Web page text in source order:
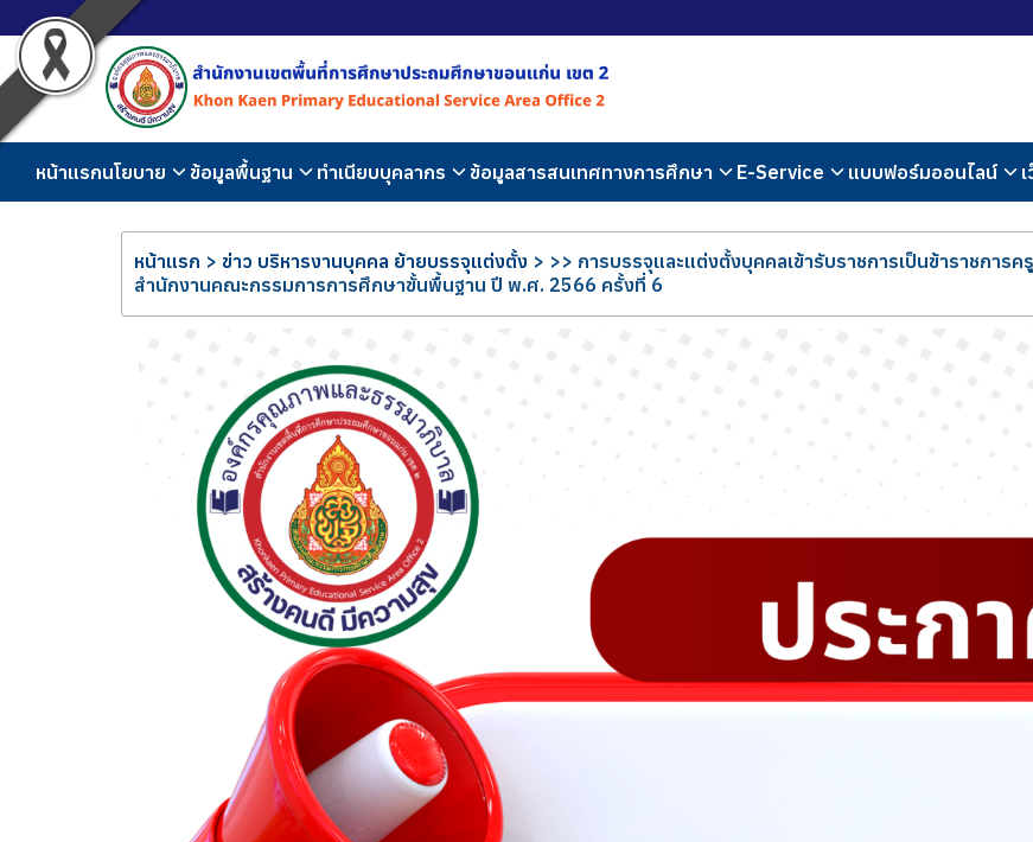
หน้าแรกนโยบาย ข้อมูลพื้นฐาน ทำเนียบบุคลากร ข้อมูลสารสนเทศทางการศึกษา E-Service แบบฟอร์มออนไลน์
หน้าแรก > ข่าว บริหารงานบุคคล ย้ายบรรจุแต่งตั้ง > >> การบรรจุและแต่งตั้งบุคคลเข้ารับราชการเป็นข้าราชกา
สำนักงานคณะกรรมการการศึกษาขั้นพื้นฐาน ปี พ.ศ. 2566 ครั้งที่ 6